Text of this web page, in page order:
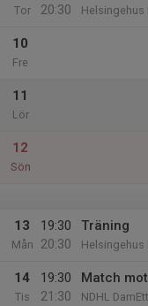
Tor
20:30
Helsingehus
10
Fre
11
Lör
12
Sön
13
Mån
19:30
20:30
Träning
Helsingehus
14
Tis
19:30
21:30
Match
NDHL